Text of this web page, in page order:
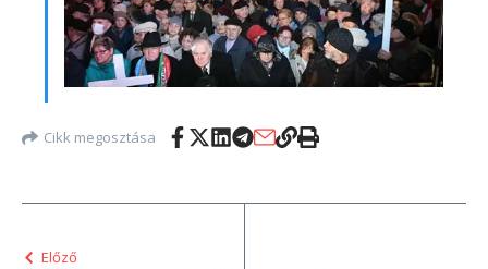
Cikk megosztása
Előző